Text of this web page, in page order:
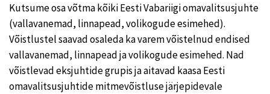
Kutsume osa võtma kõiki Eesti Vabariigi omavalitsusjuhte
(vallavanemad, linnapead, volikogude esimehed).
Võistlustel saavad osaleda ka varem võistelnud endised
vallavanemad, linnapead ja volikogude esimehed. Nad
võistlevad eksjuhtide grupis ja aitavad kaasa Eesti
omavalitsusjuhtide mitmevõistluse järjepidevale